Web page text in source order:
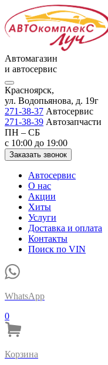
Автомагазин
и автосервис
Красноярск,
ул. Водопьянова, д. 19г
271-38-37 Автосервис
271-38-39 Автозапчасти
ПН – СБ
с 10:00 до 19:00
Заказать звонок
Автосервис
О нас
Акции
Хиты
Услуги
Доставка и оплата
Контакты
Поиск по VIN
WhatsApp
0
Корзина